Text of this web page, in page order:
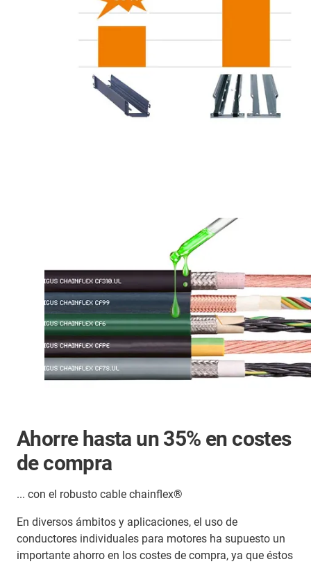
Ahorre hasta un 35% en costes
de compra
... con el robusto cable chainflex®
En diversos ámbitos y aplicaciones, el uso de
conductores individuales para motores ha supuesto un
importante ahorro en los costes de compra, ya que éstos